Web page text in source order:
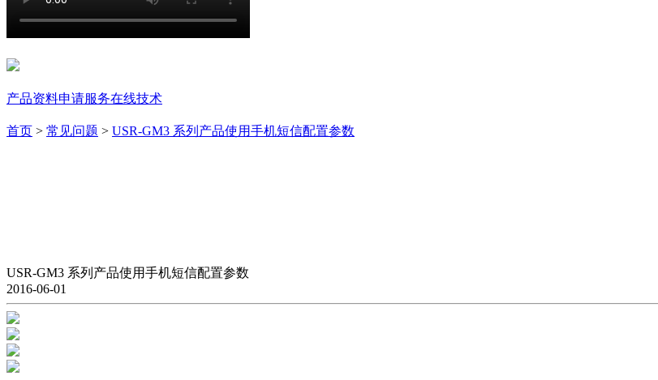
产品资料申请服务在线技术
首页 > 常见问题 > USR-GM3 系列产品使用手机短信配置参数
USR-GM3 系列产品使用手机短信配置参数
2016-06-01